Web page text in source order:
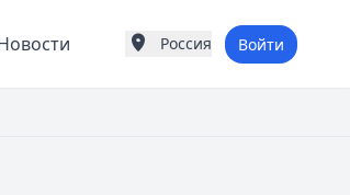
Города России
Россия Войти